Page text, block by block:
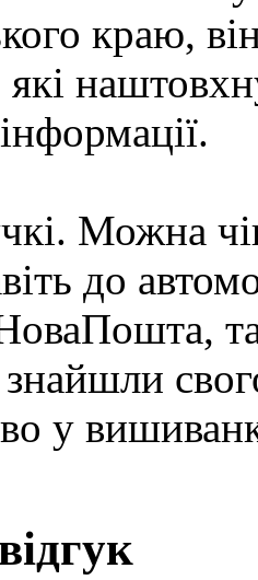
краю,
Можна
до
у